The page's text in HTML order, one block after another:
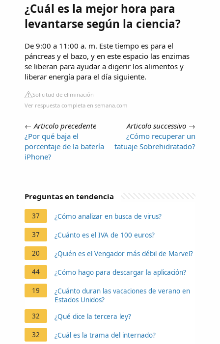
¿Cuál es la mejor hora para
levantarse según la ciencia?
De 9:00 a 11:00 a. m. Este tiempo es para el
páncreas y el bazo, y en este espacio las enzimas
se liberan para ayudar a digerir los alimentos y
liberar energía para el día siguiente.
Solicitud de eliminación
Ver respuesta completa en semana.com
← Articolo precedente
¿Por qué baja el
porcentaje de la batería
iPhone?
Articolo successivo →
¿Cómo recuperar un
tatuaje Sobrehidratado?
Preguntas en tendencia
37 ¿Cómo analizar en busca de virus?
37 ¿Cuánto es el IVA de 100 euros?
20 ¿Quién es el Vengador más débil de Marvel?
44 ¿Cómo hago para descargar la aplicación?
19
¿Cuánto duran las vacaciones de verano en
Estados Unidos?
32
¿Qué dice la tercera ley?
32 ¿Cuál es la trama del internado?